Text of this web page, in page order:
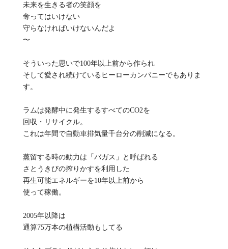
未来を生きる者の笑顔を
奪ってはいけない
守らなければいけないんだよ
〜
そういった思いで100年以上前から作られ
そして愛され続けているヒーローカンパニーでもありま
す。
ラムは発酵中に発生するすべてのCO2を
回収・リサイクル。
これは年間で自動車排気量千台分の削減になる。
蒸留する時の動力は「バガス」と呼ばれる
さとうきびの搾りかすを利用した
再生可能エネルギーを10年以上前から
使って稼働。
2005年以降は
通算75万本の植構活動もしてる